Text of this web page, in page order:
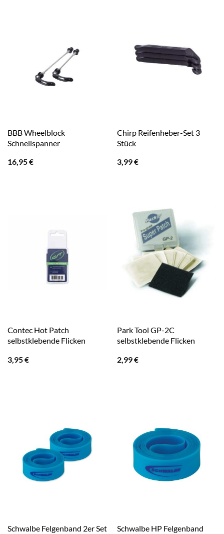
BBB Wheelblock
Schnellspanner
16,95€
Chirp Reifenheber-Set 3
Stück
3,99€
Contec Hot Patch
selbstklebende Flicken
3,95€
Park Tool GP-2C
selbstklebende Flicken
2,99€
Schwalbe Felgenband 2er Set
Schwalbe HP Felgenband